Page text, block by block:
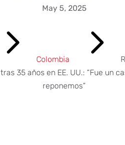
May 5, 2025
5 Colombia 5
35 años en EE. UU.: “Fue un
reponemos”